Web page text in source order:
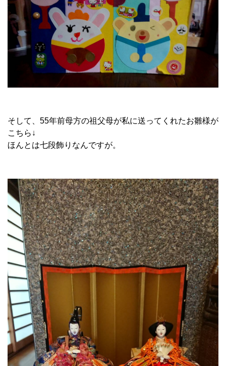
そして、55年前母方の祖父母が私に送ってくれたお雛様が
こちら↓
ほんとは七段飾りなんですが。